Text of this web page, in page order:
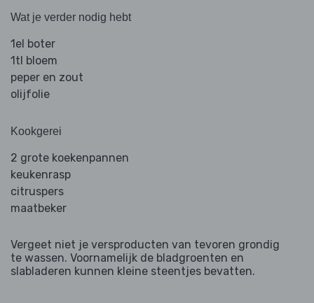
Wat je verder nodig hebt
1el boter
1tl bloem
peper en zout
olijfolie
Kookgerei
2 grote koekenpannen
keukenrasp
citruspers
maatbeker
Vergeet niet je versproducten van tevoren grondig
te wassen. Voornamelijk de bladgroenten en
slabladeren kunnen kleine steentjes bevatten.